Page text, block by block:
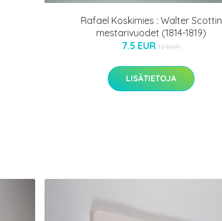
Rafael Koskimies : Walter Scottin
mestarivuodet (1814-1819)
7.5 EUR 12 EUR
LISÄTIETOJA